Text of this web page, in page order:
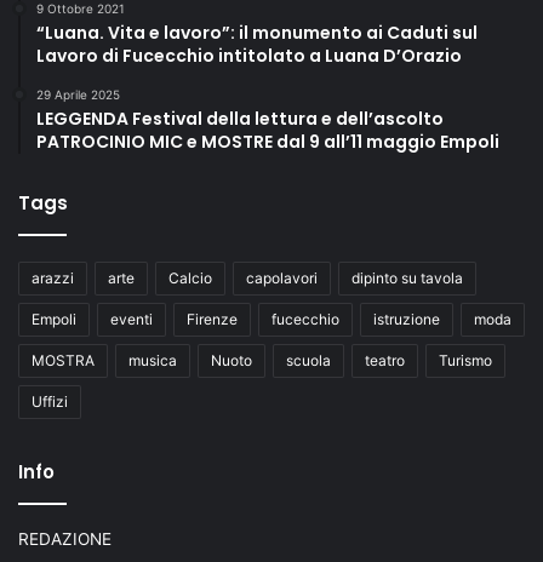
9 Ottobre 2021
“Luana. Vita e lavoro”: il monumento ai Caduti sul
Lavoro di Fucecchio intitolato a Luana D’Orazio
29 Aprile 2025
LEGGENDA Festival della lettura e dell’ascolto
PATROCINIO MIC e MOSTRE dal 9 all’11 maggio Empoli
Tags
arazzi arte Calcio capolavori dipinto su tavola
Empoli eventi Firenze fucecchio istruzione moda
MOSTRA musica Nuoto scuola teatro Turismo
Uffizi
Info
REDAZIONE